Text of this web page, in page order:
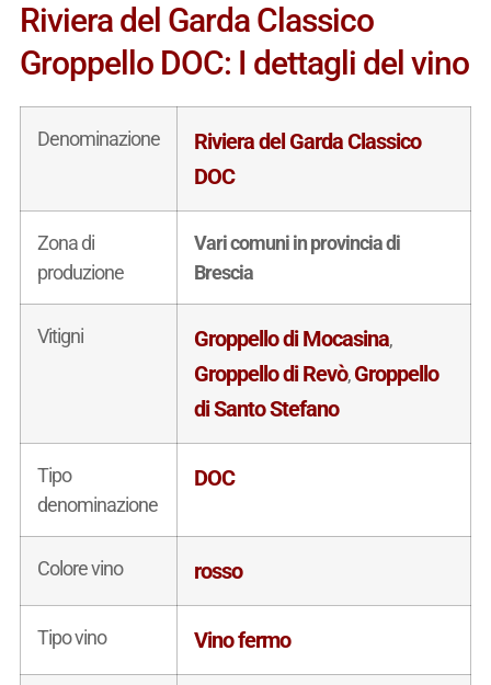
Riviera del Garda Classico
Groppello DOC: I dettagli del vino
Denominazione
Riviera del Garda Classico
DOC
Zona di
produzione
Vari comuni in provincia di
Brescia
Vitigni Groppello di Mocasina,
Groppello di Revò,Groppello
di Santo Stefano
Tipo
denominazione
DOC
Colore vino rosso
Tipo vino Vino fermo